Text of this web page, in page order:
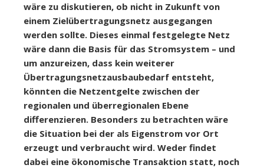
wäre zu diskutieren, ob nicht in Zukunft von
einem Zielübertragungsnetz ausgegangen
werden sollte. Dieses einmal festgelegte Netz
wäre dann die Basis für das Stromsystem – und
um anzureizen, dass kein weiterer
Übertragungsnetzausbaubedarf entsteht,
könnten die Netzentgelte zwischen der
regionalen und überregionalen Ebene
differenzieren. Besonders zu betrachten wäre
die Situation bei der als Eigenstrom vor Ort
erzeugt und verbraucht wird. Weder findet
dabei eine ökonomische Transaktion statt, noch